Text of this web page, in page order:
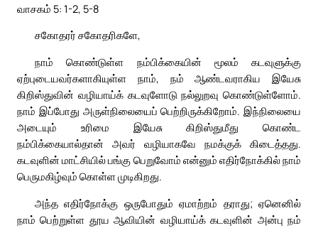
வாசகம் 5: 1-2, 5-8
சகோதரர் சகோதரிகளே,
நாம் கொண்டுள்ள நம்பிக்கையின் மூலம் கடவுளுக்கு
ஏற்புடையவர்களாகியுள்ள நாம், நம் ஆண்டவராகிய இயேசு
கிறிஸ்துவின் வழியாய்க் கடவுளோடு நல்லுறவு கொண்டுள்ளோம்.
நாம் இப்போது அருள்நிலையைப் பெற்றிருக்கிறோம். இந்நிலையை
அடையும் உரிமை இயேசு கிறிஸ்துமீது கொண்ட
நம்பிக்கையால்தான் அவர் வழியாகவே நமக்குக் கிடைத்தது.
கடவுளின் மாட்சியில் பங்கு பெறுவோம் என்னும் எதிர்நோக்கில் நாம்
பெருமகிழ்வும் கொள்ள முடிகிறது.
அந்த எதிர்நோக்கு ஒருபோதும் ஏமாற்றம் தராது; ஏனெனில்
நாம் பெற்றுள்ள தூய ஆவியின் வழியாய்க் கடவுளின் அன்பு நம்